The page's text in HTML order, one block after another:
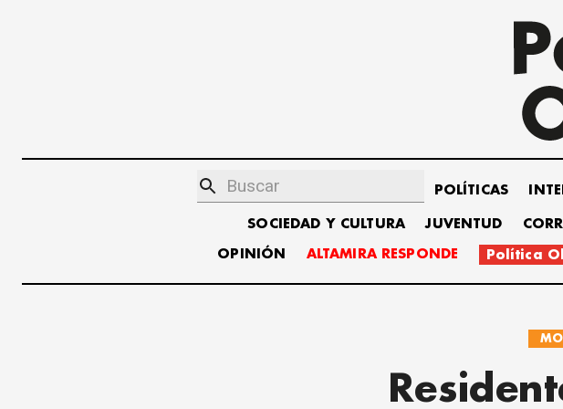
POLÍTICAS
SOCIEDAD Y CULTURA JUVENTUD
OPINIÓN ALTAMIRA RESPONDE Política